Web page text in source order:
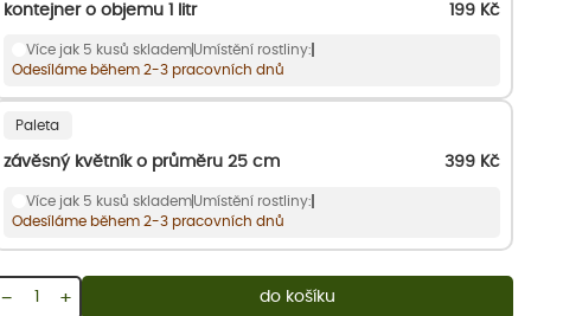
kontejner o objemu 1 litr 199 Kč
Více jak 5 kusů sklademUmístění rostliny:
Odesíláme během 2-3 pracovních dnů
Paleta
závěsný květník o průměru 25 cm 399 Kč
Více jak 5 kusů sklademUmístění rostliny:
Odesíláme během 2-3 pracovních dnů
+
− do košíku